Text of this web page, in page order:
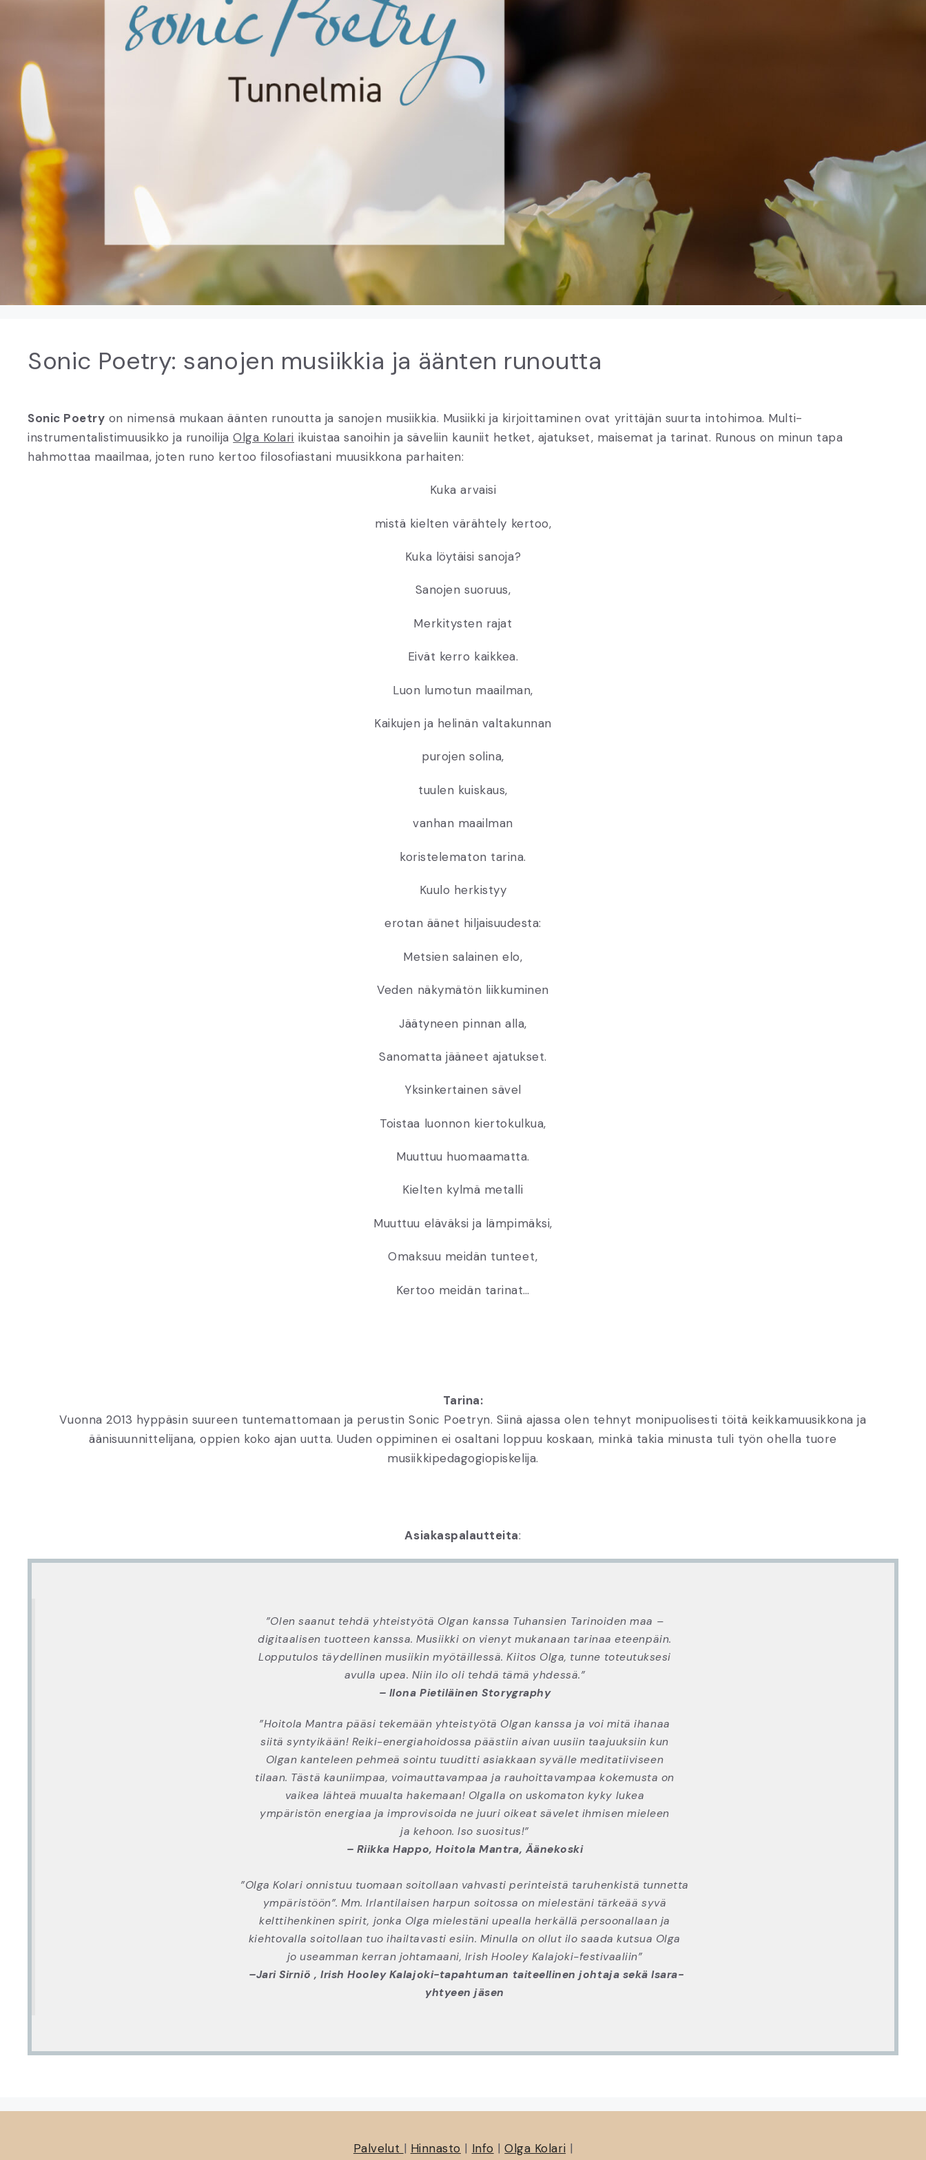
Sonic Poetry: sanojen musiikkia ja äänten runoutta
Sonic Poetry on nimensä mukaan äänten runoutta ja sanojen musiikkia. Musiikki ja kirjoittaminen ovat yrittäjän suurta intohimoa. Multi-
instrumentalistimuusikko ja runoilijaOlga Kolari ikuistaa sanoihin ja säveliin kauniit hetket, ajatukset, maisemat ja tarinat. Runous on minun tapa
hahmottaa maailmaa, joten runo kertoo filosofiastani muusikkona parhaiten:
Kuka arvaisi
mistä kielten värähtely kertoo,
Kuka löytäisi sanoja?
Sanojen suoruus,
Merkitysten rajat
Eivät kerro kaikkea.
Luon lumotun maailman,
Kaikujen ja helinän valtakunnan
purojen solina,
tuulen kuiskaus,
vanhan maailman
koristelematon tarina.
Kuulo herkistyy
erotan äänet hiljaisuudesta:
Metsien salainen elo,
Veden näkymätön liikkuminen
Jäätyneen pinnan alla,
Sanomatta jääneet ajatukset.
Yksinkertainen sävel
Toistaa luonnon kiertokulkua,
Muuttuu huomaamatta.
Kielten kylmä metalli
Muuttuu eläväksi ja lämpimäksi,
Omaksuu meidän tunteet,
Kertoo meidän tarinat…
Tarina:
Vuonna 2013 hyppäsin suureen tuntemattomaan ja perustin Sonic Poetryn. Siinä ajassa olen tehnyt monipuolisesti töitä keikkamuusikkona ja
äänisuunnittelijana, oppien koko ajan uutta. Uuden oppiminen ei osaltani loppuu koskaan, minkä takia minusta tuli työn ohella tuore
musiikkipedagogiopiskelija.
Asiakaspalautteita:
”Olen saanut tehdä yhteistyötä Olgan kanssa Tuhansien Tarinoiden maa –
digitaalisen tuotteen kanssa. Musiikki on vienyt mukanaan tarinaa eteenpäin.
Lopputulos täydellinen musiikin myötäillessä. Kiitos Olga, tunne toteutuksesi
avulla upea. Niin ilo oli tehdä tämä yhdessä.”
– Ilona Pietiläinen Storygraphy
”Hoitola Mantra pääsi tekemään yhteistyötä Olgan kanssa ja voi mitä ihanaa
siitä syntyikään! Reiki-energiahoidossa päästiin aivan uusiin taajuuksiin kun
Olgan kanteleen pehmeä sointu tuuditti asiakkaan syvälle meditatiiviseen
tilaan. Tästä kauniimpaa, voimauttavampaa ja rauhoittavampaa kokemusta on
vaikea lähteä muualta hakemaan! Olgalla on uskomaton kyky lukea
ympäristön energiaa ja improvisoida ne juuri oikeat sävelet ihmisen mieleen
ja kehoon. Iso suositus!”
– Riikka Happo, Hoitola Mantra, Äänekoski
”Olga Kolari onnistuu tuomaan soitollaan vahvasti perinteistä taruhenkistä tunnetta
ympäristöön”. Mm. Irlantilaisen harpun soitossa on mielestäni tärkeää syvä
kelttihenkinen spirit, jonka Olga mielestäni upealla herkällä persoonallaan ja
kiehtovalla soitollaan tuo ihailtavasti esiin. Minulla on ollut ilo saada kutsua Olga
jo useamman kerran johtamaani, Irish Hooley Kalajoki-festivaaliin”
–Jari Sirniö , Irish Hooley Kalajoki-tapahtuman taiteellinen johtaja sekä Isara-
yhtyeen jäsen
Palvelut | Hinnasto | Info |Olga Kolari |